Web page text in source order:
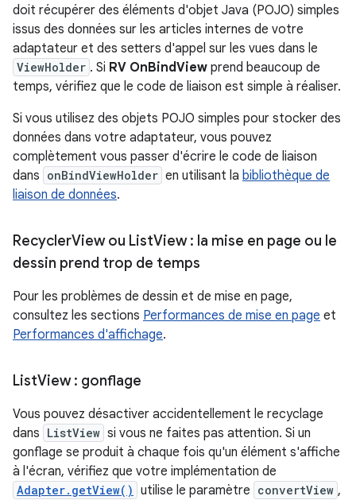
doit récupérer des éléments d'objet Java (POJO) simples
issus des données sur les articles internes de votre
adaptateur et des setters d'appel sur les vues dans le
ViewHolder . Si RV OnBindView prend beaucoup de
temps, vérifiez que le code de liaison est simple à réaliser.
Si vous utilisez des objets POJO simples pour stocker des
données dans votre adaptateur, vous pouvez
complètement vous passer d'écrire le code de liaison
dans onBindViewHolder en utilisant la bibliothèque de
liaison de données.
RecyclerView ou ListView : la mise en page ou le
dessin prend trop de temps
Pour les problèmes de dessin et de mise en page,
consultez les sections Performances de mise en page et
Performances d'affichage.
ListView : gonflage
Vous pouvez désactiver accidentellement le recyclage
dans ListView si vous ne faites pas attention. Si un
gonflage se produit à chaque fois qu'un élément s'affiche
à l'écran, vérifiez que votre implémentation de
Adapter.getView() utilise le paramètre convertView ,